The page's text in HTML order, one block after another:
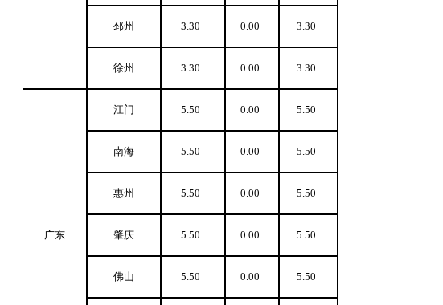
邳州 3.30 0.00 3.30
徐州 3.30 0.00 3.30
广东
江门 5.50 0.00 5.50
南海 5.50 0.00 5.50
惠州 5.50 0.00 5.50
肇庆 5.50 0.00 5.50
佛山 5.50 0.00 5.50